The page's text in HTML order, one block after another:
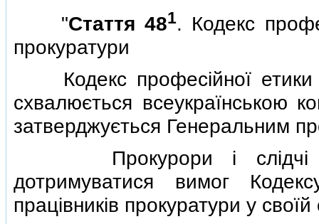
"Стаття 481. Кодекс
прокуратури
Кодекс професiйної етики
схвалюється всеукраїнською
затверджується Генеральним
Прокурори i слiдчi
дотримуватися вимог
працiвникiв прокуратури у